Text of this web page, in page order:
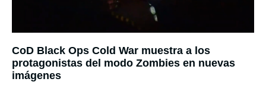
CoD Black Ops Cold War muestra a los
protagonistas del modo Zombies en nuevas
imágenes